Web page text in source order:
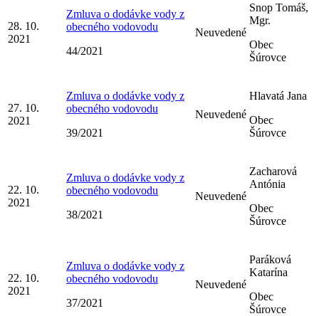
28. 10.
2021
Zmluva o dodávke vody z
obecného vodovodu
44/2021
Neuvedené
Snop Tomáš,
Mgr.
Obec
Šúrovce
27. 10.
2021
Zmluva o dodávke vody z
obecného vodovodu
39/2021
Neuvedené
Hlavatá Jana
Obec
Šúrovce
22. 10.
2021
Zmluva o dodávke vody z
obecného vodovodu
38/2021
Neuvedené
Zacharová
Antónia
Obec
Šúrovce
22. 10.
2021
Zmluva o dodávke vody z
obecného vodovodu
37/2021
Neuvedené
Paráková
Katarína
Obec
Šúrovce